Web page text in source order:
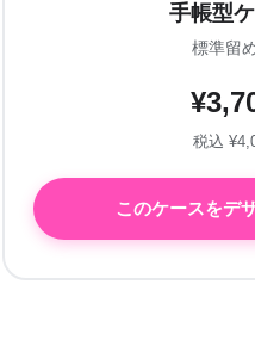
手帳型
標準留
税込
このケースをデ